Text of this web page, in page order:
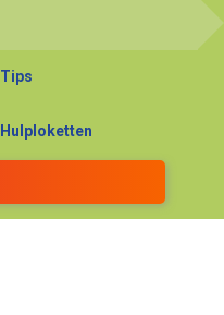
Tips
Hulploketten